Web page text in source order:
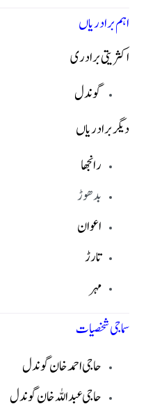
اہم برادریاں
اکثریتی برادری
گوندل
دیگر برادریاں
رانجھا
بدھوڑ
اعوان
تارڑ
مہر
سماجی شخصیات
حاجی احمد خان گوندل
حاجی عبداللہ خان گوندل